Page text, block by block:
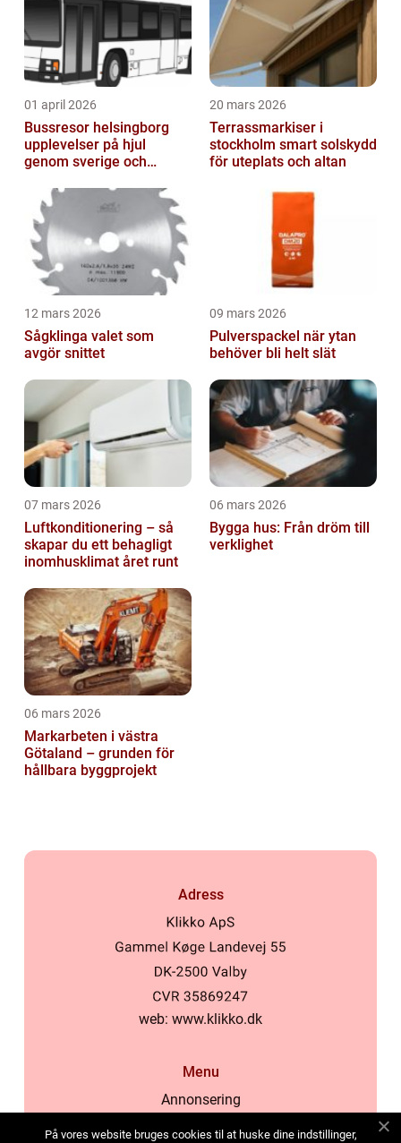
01 april 2026
Bussresor helsingborg
upplevelser på hjul
genom sverige och
20 mars 2026
Terrassmarkiser i
stockholm smart solskydd
för uteplats och altan
12 mars 2026
Sågklinga valet som
avgör snittet
09 mars 2026
Pulverspackel när ytan
behöver bli helt slät
07 mars 2026
Luftkonditionering – så
skapar du ett behagligt
inomhusklimat året runt
06 mars 2026
Bygga hus: Från dröm till
verklighet
06 mars 2026
Markarbeten i västra
Götaland – grunden för
hållbara byggprojekt
Adress
web: www.klikko.dk
Menu
Annonsering
På vores website bruges cookies til at huske dine indstillinger,